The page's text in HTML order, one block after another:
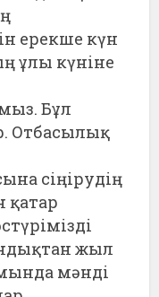
ерекше күн
ұлы күніне
Бұл
Отбасылық
сіңірудің
қатар
жыл
мәнді